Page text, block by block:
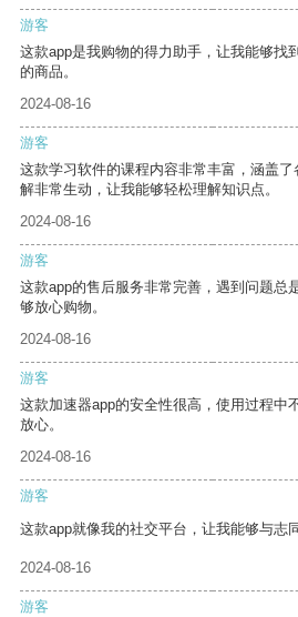
游客
这款app是我购物的得力助手，让我能够找
的商品。
2024-08-16
游客
这款学习软件的课程内容非常丰富，涵盖
解非常生动，让我能够轻松理解知识点。
2024-08-16
游客
这款app的售后服务非常完善，遇到问题总
够放心购物。
2024-08-16
游客
这款加速器app的安全性很高，使用过程中
放心。
2024-08-16
游客
这款app就像我的社交平台，让我能够与志
2024-08-16
游客